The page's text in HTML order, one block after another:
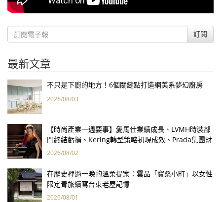
訂閱
最新文章
不只是下廚的地方！6個關鍵點打造網美系夢幻廚房
2026/08/03
【時尚產業一週要事】愛馬仕業績成長、LVMH時裝部
門終結虧損、Kering轉型策略初現成效、Prada集團財
報亮眼
2026/08/02
在歷史裡過一晚的溫柔提案：雲品「寶桑小町」以女性
限定青旅續寫台東老屋記憶
2026/08/01